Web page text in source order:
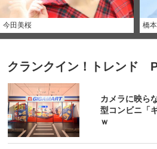
今田美桜 橋
クランクイン！トレンド
カメラに映ら
型コンビニ「
ｗ